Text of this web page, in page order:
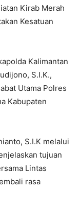
Kirab Merah
Kesatuan
Kalimantan
S.I.K.,
Utama Polres
Kabupaten
S.I.K melalui
tujuan
Lintas
rasa